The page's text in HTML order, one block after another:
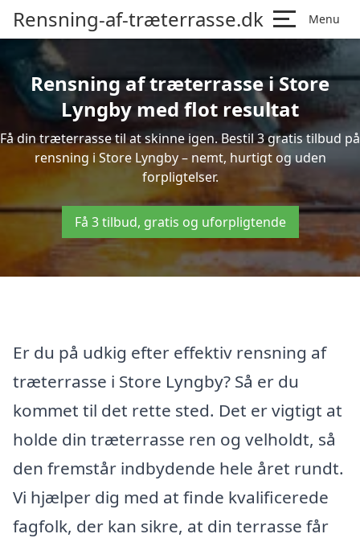
Rensning-af-træterrasse.dk Menu
Rensning af træterrasse i Store
Lyngby med flot resultat
Få din træterrasse til at skinne igen. Bestil 3 gratis tilbud på
rensning i Store Lyngby – nemt, hurtigt og uden
forpligtelser.
Få 3 tilbud, gratis og uforpligtende
Er du på udkig efter effektiv rensning af
træterrasse i Store Lyngby? Så er du
kommet til det rette sted. Det er vigtigt at
holde din træterrasse ren og velholdt, så
den fremstår indbydende hele året rundt.
Vi hjælper dig med at finde kvalificerede
fagfolk, der kan sikre, at din terrasse får